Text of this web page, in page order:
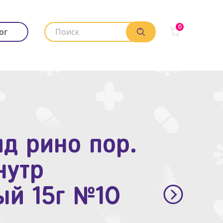
0
рино пор.
15г №10
п.п.о. 10мг